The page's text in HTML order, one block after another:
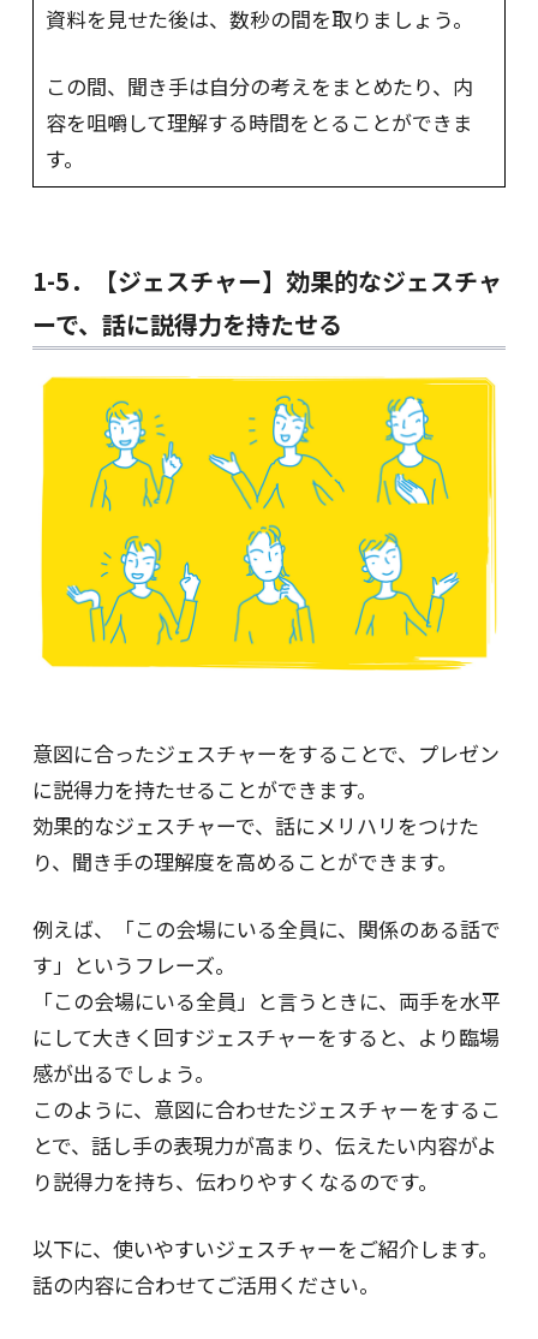
資料を見せた後は、数秒の間を取りましょう。
この間、聞き手は自分の考えをまとめたり、内
容を咀嚼して理解する時間をとることができま
す。
1-5．【ジェスチャー】効果的なジェスチャ
ーで、話に説得力を持たせる
意図に合ったジェスチャーをすることで、プレゼン
に説得力を持たせることができます。
効果的なジェスチャーで、話にメリハリをつけた
り、聞き手の理解度を高めることができます。
例えば、「この会場にいる全員に、関係のある話で
す」というフレーズ。
「この会場にいる全員」と言うときに、両手を水平
にして大きく回すジェスチャーをすると、より臨場
感が出るでしょう。
このように、意図に合わせたジェスチャーをするこ
とで、話し手の表現力が高まり、伝えたい内容がよ
り説得力を持ち、伝わりやすくなるのです。
以下に、使いやすいジェスチャーをご紹介します。
話の内容に合わせてご活用ください。